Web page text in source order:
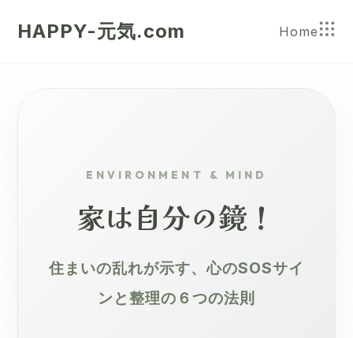
HAPPY-元気.com Home
ENVIRONMENT & MIND
家は自分の鏡！
住まいの乱れが示す、心のSOSサイ
ンと整理の６つの法則